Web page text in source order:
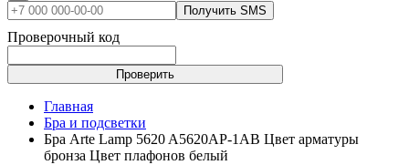
Получить SMS
Проверочный код
Проверить
Главная
Бра и подсветки
Бра Arte Lamp 5620 A5620AP-1AB Цвет арматуры
бронза Цвет плафонов белый